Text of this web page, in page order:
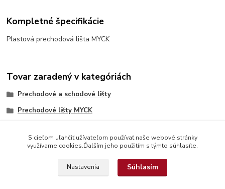
Kompletné špecifikácie
Plastová prechodová lišta MYCK
Tovar zaradený v kategóriách
Prechodové a schodové lišty
Prechodové lišty MYCK
S cieľom uľahčiť užívateľom používať naše webové stránky
využívame cookies.Ďalším jeho použitím s týmto súhlasíte.
Nastavenia Súhlasím